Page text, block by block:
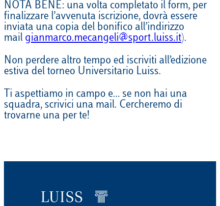
NOTA BENE: una volta completato il form, per
finalizzare l’avvenuta iscrizione, dovrà essere
inviata una copia del bonifico all’indirizzo
mail gianmarco.mecangeli@sport.luiss.it).
Non perdere altro tempo ed iscriviti all’edizione
estiva del torneo Universitario Luiss.
Ti aspettiamo in campo e… se non hai una
squadra, scrivici una mail. Cercheremo di
trovarne una per te!